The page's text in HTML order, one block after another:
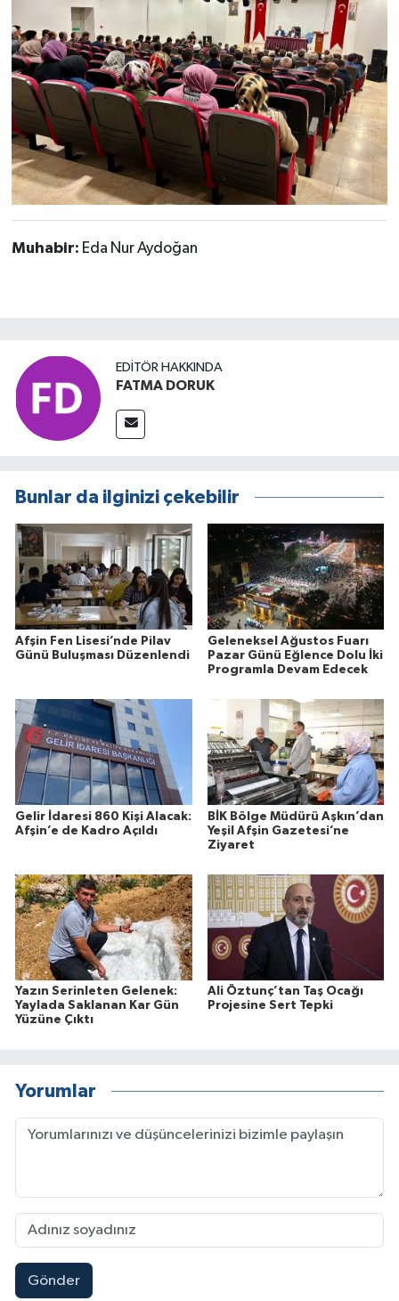
Muhabir: Eda Nur Aydoğan
EDITÖR HAKKINDA
FATMA DORUK
Bunlar da ilginizi çekebilir
Afşin Fen Lisesi’nde Pilav
Günü Buluşması Düzenlendi
Geleneksel Ağustos Fuarı
Pazar Günü Eğlence Dolu İki
Programla Devam Edecek
Gelir İdaresi 860 Kişi Alacak:
Afşin’e de Kadro Açıldı
BİK Bölge Müdürü Aşkın’dan
Yeşil Afşin Gazetesi’ne
Ziyaret
Yazın Serinleten Gelenek:
Yaylada Saklanan Kar Gün
Yüzüne Çıktı
Ali Öztunç’tan Taş Ocağı
Projesine Sert Tepki
Yorumlar
Gönder